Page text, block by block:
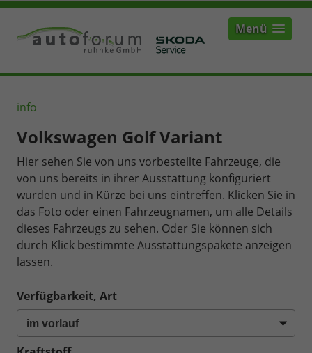
Menü
info
Volkswagen Golf Variant
Hier sehen Sie von uns vorbestellte Fahrzeuge, die
von uns bereits in ihrer Ausstattung konfiguriert
wurden und in Kürze bei uns eintreffen. Klicken Sie in
das Foto oder einen Fahrzeugnamen, um alle Details
dieses Fahrzeugs zu sehen. Oder Sie können sich
durch Klick bestimmte Ausstattungspakete anzeigen
lassen.
Verfügbarkeit, Art